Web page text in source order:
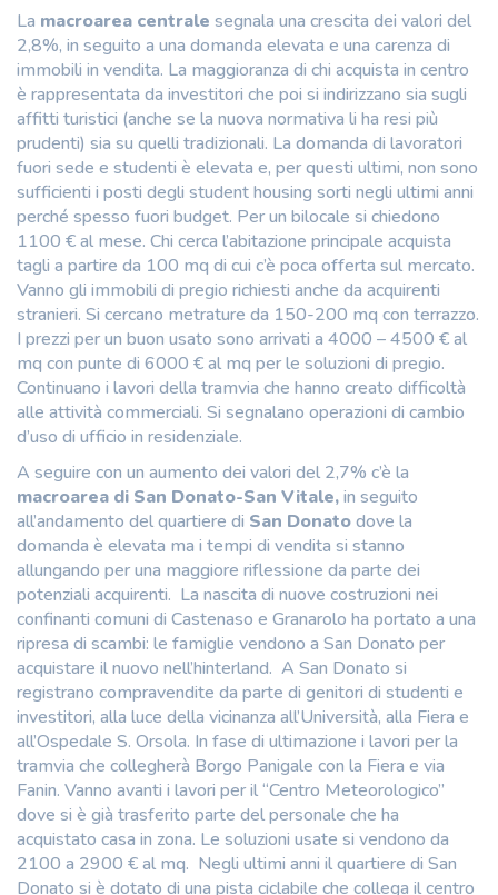
La macroarea centrale segnala una crescita dei valori del
2,8%, in seguito a una domanda elevata e una carenza di
immobili in vendita. La maggioranza di chi acquista in centro
è rappresentata da investitori che poi si indirizzano sia sugli
affitti turistici (anche se la nuova normativa li ha resi più
prudenti) sia su quelli tradizionali. La domanda di lavoratori
fuori sede e studenti è elevata e, per questi ultimi, non sono
sufficienti i posti degli student housing sorti negli ultimi anni
perché spesso fuori budget. Per un bilocale si chiedono
1100 € al mese. Chi cerca l’abitazione principale acquista
tagli a partire da 100 mq di cui c’è poca offerta sul mercato.
Vanno gli immobili di pregio richiesti anche da acquirenti
stranieri. Si cercano metrature da 150-200 mq con terrazzo.
I prezzi per un buon usato sono arrivati a 4000 – 4500 € al
mq con punte di 6000 € al mq per le soluzioni di pregio.
Continuano i lavori della tramvia che hanno creato difficoltà
alle attività commerciali. Si segnalano operazioni di cambio
d’uso di ufficio in residenziale.
A seguire con un aumento dei valori del 2,7% c’è la
macroarea di San Donato-San Vitale,in seguito
all’andamento del quartiere di San Donatodove la
domanda è elevata ma i tempi di vendita si stanno
allungando per una maggiore riflessione da parte dei
potenziali acquirenti. La nascita di nuove costruzioni nei
confinanti comuni di Castenaso e Granarolo ha portato a una
ripresa di scambi: le famiglie vendono a San Donato per
acquistare il nuovo nell’hinterland. A San Donato si
registrano compravendite da parte di genitori di studenti e
investitori, alla luce della vicinanza all’Università, alla Fiera e
all’Ospedale S. Orsola. In fase di ultimazione i lavori per la
tramvia che collegherà Borgo Panigale con la Fiera e via
Fanin. Vanno avanti i lavori per il “Centro Meteorologico”
dove si è già trasferito parte del personale che ha
acquistato casa in zona. Le soluzioni usate si vendono da
2100 a 2900 € al mq. Negli ultimi anni il quartiere di San
Donato si è dotato di una pista ciclabile che collega il centro